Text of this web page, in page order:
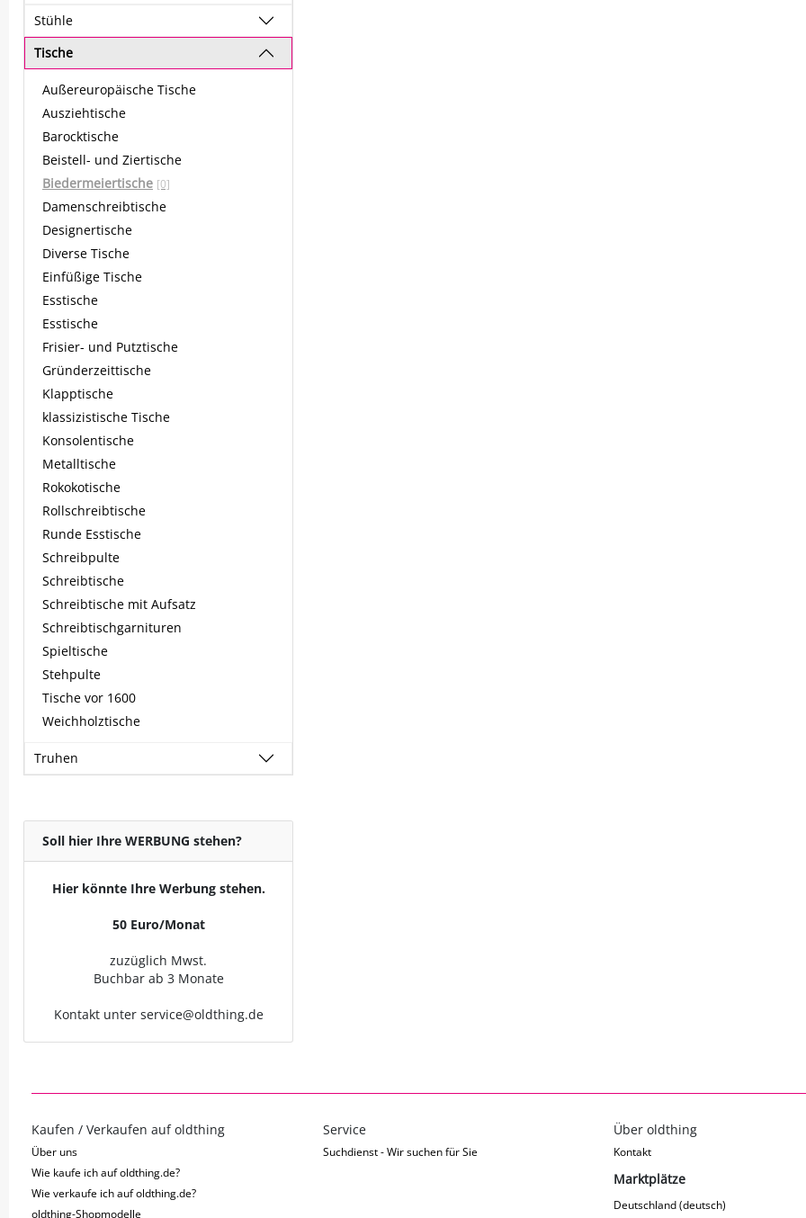
Stühle
Tische
Außereuropäische Tische
Ausziehtische
Barocktische
Beistell- und Ziertische
Biedermeiertische [0]
Damenschreibtische
Designertische
Diverse Tische
Einfüßige Tische
Esstische
Esstische
Frisier- und Putztische
Gründerzeittische
Klapptische
klassizistische Tische
Konsolentische
Metalltische
Rokokotische
Rollschreibtische
Runde Esstische
Schreibpulte
Schreibtische
Schreibtische mit Aufsatz
Schreibtischgarnituren
Spieltische
Stehpulte
Tische vor 1600
Weichholztische
Truhen
Soll hier Ihre WERBUNG stehen?
Hier könnte Ihre Werbung stehen.
50 Euro/Monat
zuzüglich Mwst.
Buchbar ab 3 Monate
Kontakt unter service@oldthing.de
Kaufen / Verkaufen auf oldthing
Über uns
Wie kaufe ich auf oldthing.de?
Wie verkaufe ich auf oldthing.de?
oldthing-Shopmodelle
Service
Suchdienst - Wir suchen für Sie
Über oldthing
Kontakt
Marktplätze
Deutschland (deutsch)